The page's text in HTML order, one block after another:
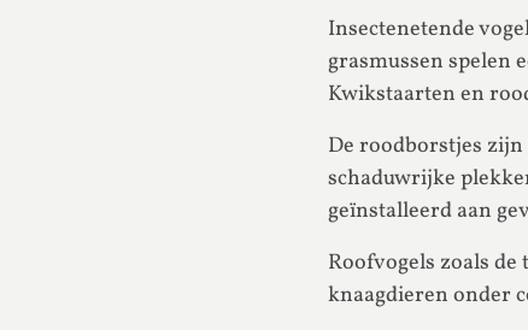
Insectenetende
grasmussen spelen
Kwikstaarten en
De roodborstjes
schaduwrijke
geïnstalleerd aan
Roofvogels zoals
knaagdieren onder